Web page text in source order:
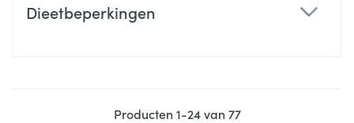
Dieetbeperkingen
Producten1-24van77